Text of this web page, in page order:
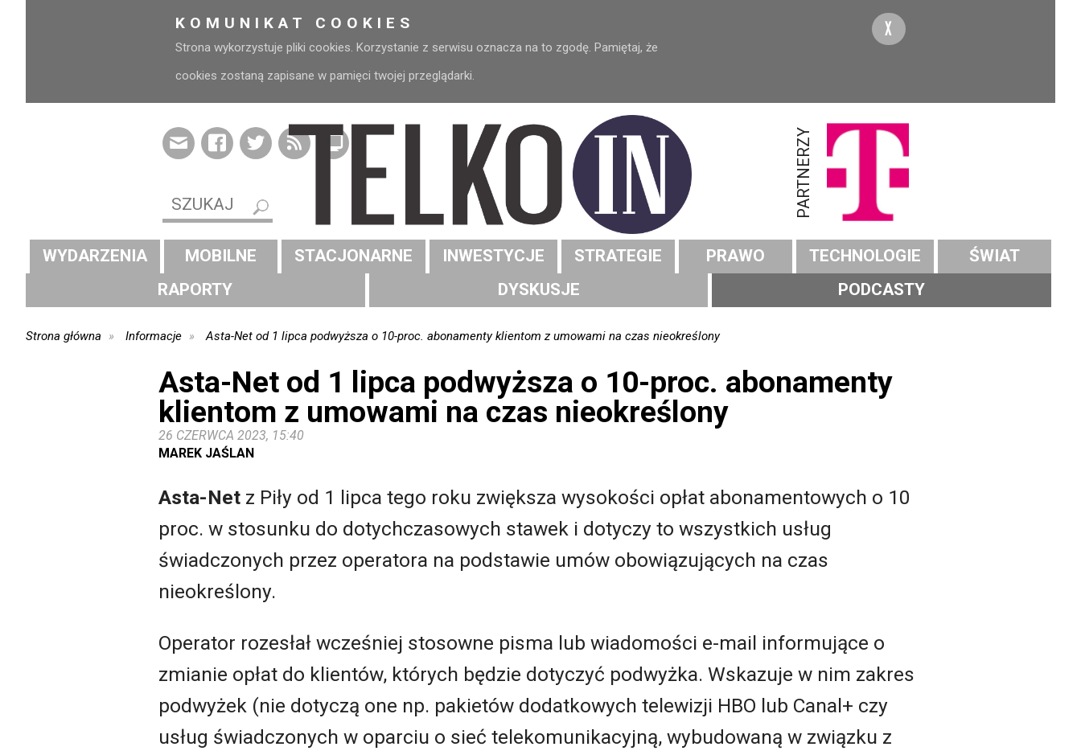
KOMUNIKAT COOKIES
Strona wykorzystuje pliki cookies. Korzystanie z serwisu oznacza na to zgodę. Pamiętaj, że
cookies zostaną zapisane w pamięci twojej przeglądarki.
X
PARTNERZY
WYDARZENIA MOBILNE STACJONARNE INWESTYCJE STRATEGIE PRAWO TECHNOLOGIE
ŚWIAT
RAPORTY
DYSKUSJE PODCASTY
Strona główna Informacje Asta-Net od 1 lipca podwyższa o 10-proc. abonamenty klientom z umowami na czas nieokreślony
Asta-Net od 1 lipca podwyższa o 10-proc. abonamenty
klientom z umowami na czas nieokreślony
26 CZERWCA 2023, 15:40
MAREK JAŚLAN
Asta-Net z Piły od 1 lipca tego roku zwiększa wysokości opłat abonamentowych o 10
proc. w stosunku do dotychczasowych stawek i dotyczy to wszystkich usług
świadczonych przez operatora na podstawie umów obowiązujących na czas
nieokreślony.
Operator rozesłał wcześniej stosowne pisma lub wiadomości e-mail informujące o
zmianie opłat do klientów, których będzie dotyczyć podwyżka. Wskazuje w nim zakres
podwyżek (nie dotyczą one np. pakietów dodatkowych telewizji HBO lub Canal+ czy
usług świadczonych w oparciu o sieć telekomunikacyjną, wybudowaną w związku z